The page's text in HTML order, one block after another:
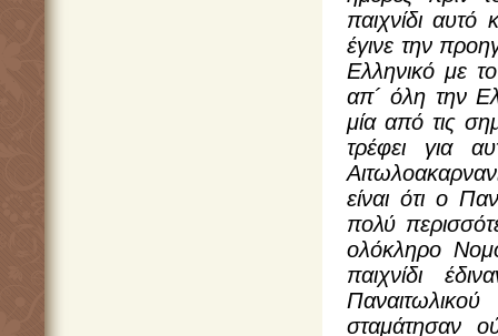
παιχνίδι
έγινε την
Ελληνικό με
απ´ όλη την
μία από τις
τρέφει για
είναι ότι ο
πολύ
ολόκληρο
παιχνίδι
σταμάτησαν